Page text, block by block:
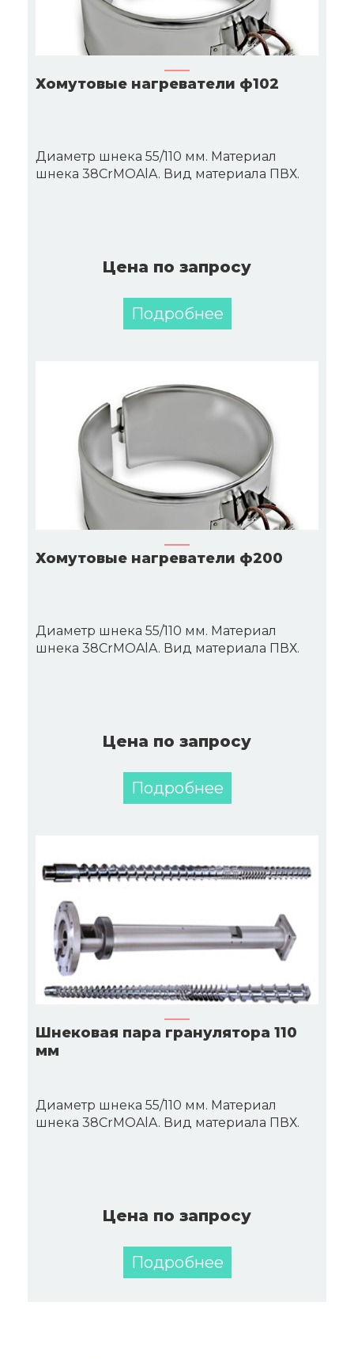
Хомутовые нагреватели ф102
Диаметр шнека 55/110 мм. Материал
шнека 38CrMOAlA. Вид материала ПВХ.
Цена по запросу
Подробнее
Хомутовые нагреватели ф200
Диаметр шнека 55/110 мм. Материал
шнека 38CrMOAlA. Вид материала ПВХ.
Цена по запросу
Подробнее
Шнековая пара гранулятора 110
мм
Диаметр шнека 55/110 мм. Материал
шнека 38CrMOAlA. Вид материала ПВХ.
Цена по запросу
Подробнее